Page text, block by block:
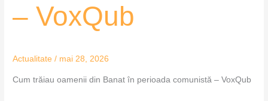
– VoxQub
Actualitate / mai 28, 2026
Cum trăiau oamenii din Banat în perioada comunistă – VoxQub